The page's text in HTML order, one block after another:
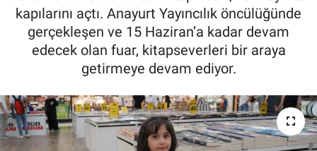
kapılarını açtı. Anayurt Yayıncılık öncülüğünde
gerçekleşen ve 15 Haziran’a kadar devam
edecek olan fuar, kitapseverleri bir araya
getirmeye devam ediyor.
Sağlık
Özel Haber
Eğitim
Haber Arşivi